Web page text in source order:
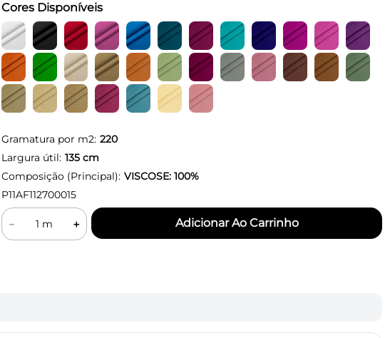
Cores Disponíveis
Gramatura por m2: 220
Largura útil: 135cm
Composição (Principal): VISCOSE: 100%
P11AF112700015
＋
－